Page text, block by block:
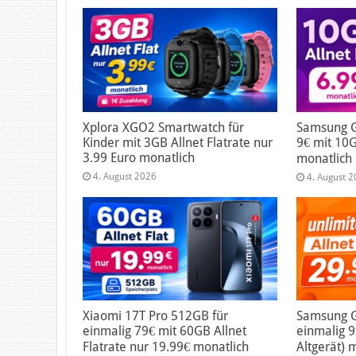
Xplora XGO2 Smartwatch für
Kinder mit 3GB Allnet Flatrate nur
3.99 Euro monatlich
4. August 2026
Samsung
9€ mit
monatlich
4. August
Xiaomi 17T Pro 512GB für
einmalig 79€ mit 60GB Allnet
Flatrate nur 19.99€ monatlich
Samsung
einmalig
Altgerät)